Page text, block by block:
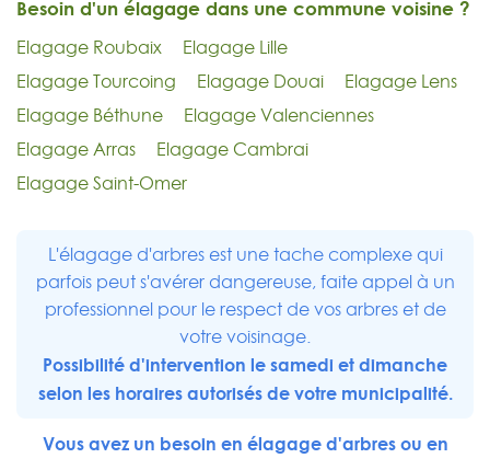
Besoin d'un élagage dans une commune voisine ?
Elagage Roubaix
Elagage Lille
Elagage Tourcoing
Elagage Douai
Elagage Lens
Elagage Béthune
Elagage Valenciennes
Elagage Arras
Elagage Cambrai
Elagage Saint-Omer
L'élagage d'arbres est une tache complexe qui
parfois peut s'avérer dangereuse, faite appel à un
professionnel pour le respect de vos arbres et de
votre voisinage.
Possibilité d'intervention le samedi et dimanche
selon les horaires autorisés de votre municipalité.
Vous avez un besoin en élagage d'arbres ou en